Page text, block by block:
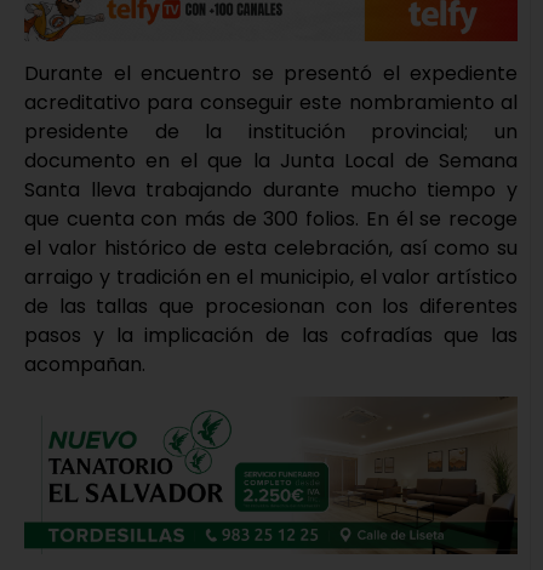
Durante el encuentro se presentó el expediente
acreditativo para conseguir este nombramiento al
presidente de la institución provincial; un
documento en el que la Junta Local de Semana
Santa lleva trabajando durante mucho tiempo y
que cuenta con más de 300 folios. En él se recoge
el valor histórico de esta celebración, así como su
arraigo y tradición en el municipio, el valor artístico
de las tallas que procesionan con los diferentes
pasos y la implicación de las cofradías que las
acompañan.